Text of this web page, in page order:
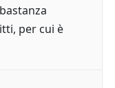
per cui è